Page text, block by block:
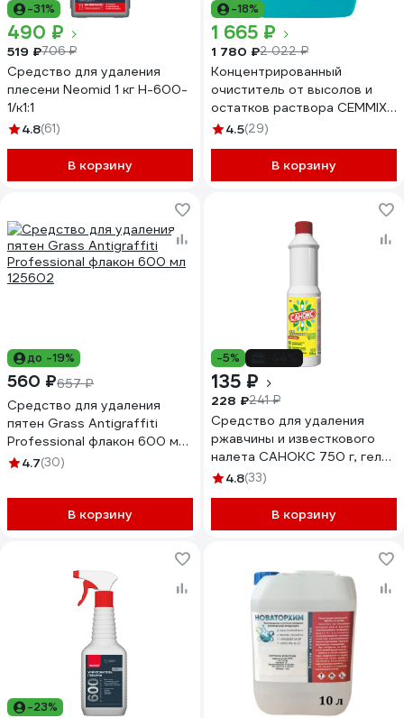
-31%
490 ₽
519 ₽706 ₽
Средство для удаления
плесени Neomid 1 кг Н-600-
1/к1:1
4.8(61)
В корзину
-18%
1 665 ₽
1 780 ₽2 022 ₽
Концентрированный
очиститель от высолов и
остатков раствора CEMMIX
Clean 5 л 16845294
4.5(29)
В корзину
до -19%
560 ₽657 ₽
Средство для удаления
пятен Grass Antigraffiti
Professional флакон 600 мл
125602
4.7(30)
В корзину
-5%
135 ₽
228 ₽241 ₽
Средство для удаления
ржавчины и известкового
налета САНОКС 750 г, гель
601692
4.8(33)
В корзину
-23%